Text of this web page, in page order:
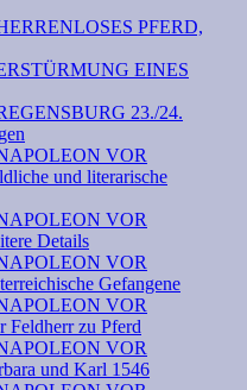
PFERD,
EINES
23./24.
VOR
und literarische
VOR
Details
VOR
Gefangene
VOR
zu Pferd
VOR
und Karl 1546